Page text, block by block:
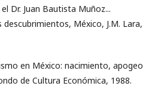
Dr. Juan Bautista Muñoz...
México, J.M. Lara,
en México: nacimiento, apogeo
de Cultura Económica, 1988.